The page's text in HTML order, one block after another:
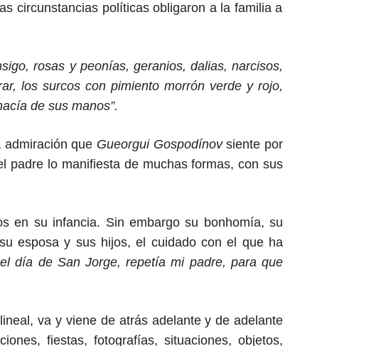
circunstancias políticas obligaron a la familia a
rosas y peonías, geranios, dalias, narcisos,
los surcos con pimiento morrón verde y rojo,
de sus manos”.
que Gueorgui Gospodínovsiente por
padre lo manifiesta de muchas formas, con sus
en su infancia. Sin embargo su bonhomía, su
esposa y sus hijos, el cuidadocon el que ha
día de San Jorge, repetía mi padre, para que
va y viene de atrás adelante y de adelante
fiestas, fotografías, situaciones,objetos,